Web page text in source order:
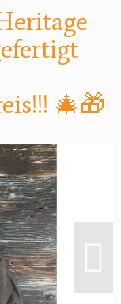
🎄🎁